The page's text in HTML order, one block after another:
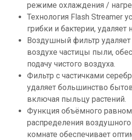
режиме охлаждения /
Технология Flash Streamer
грибки и бактерии, удаляет
Воздушный фильтр
воздухе частицы пыли,
подачу чистого воздуха.
Фильтр с частичками
удаляет большинство
включая пыльцу растений.
Функция объёмного
распределения
комнате обеспечивает